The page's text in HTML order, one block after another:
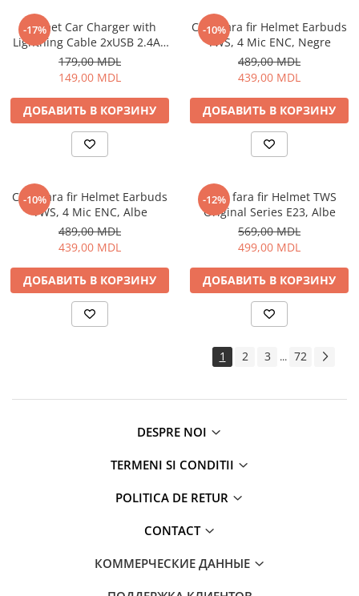
-17%
Helmet Car Charger with
Lightning Cable 2xUSB 2.4A ,
Silver
179,00 MDL
149,00 MDL
ДОБАВИТЬ В КОРЗИНУ
-10%
Casti fara fir Helmet Earbuds
TWS, 4 Mic ENC, Negre
489,00 MDL
439,00 MDL
ДОБАВИТЬ В КОРЗИНУ
-10%
Casti fara fir Helmet Earbuds
TWS, 4 Mic ENC, Albe
489,00 MDL
439,00 MDL
ДОБАВИТЬ В КОРЗИНУ
-12%
Casti fara fir Helmet TWS
Original Series E23, Albe
569,00 MDL
499,00 MDL
ДОБАВИТЬ В КОРЗИНУ
1 2 3 ... 72
DESPRE NOI
TERMENI SI CONDITII
POLITICA DE RETUR
CONTACT
КОММЕРЧЕСКИЕ ДАННЫЕ